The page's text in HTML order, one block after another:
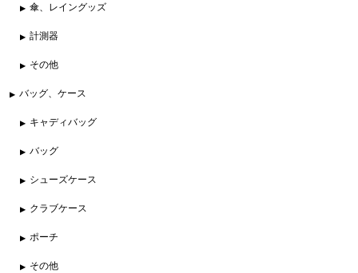
傘、レイングッズ
計測器
その他
バッグ、ケース
キャディバッグ
バッグ
シューズケース
クラブケース
ポーチ
その他